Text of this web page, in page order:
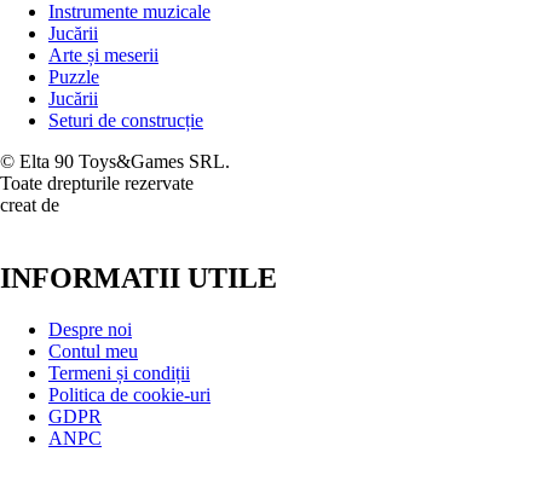
Instrumente muzicale
Jucării
Arte și meserii
Puzzle
Jucării
Seturi de construcție
© Elta 90 Toys&Games SRL.
Toate drepturile rezervate
creat de
INFORMATII UTILE
Despre noi
Contul meu
Termeni și condiții
Politica de cookie-uri
GDPR
ANPC